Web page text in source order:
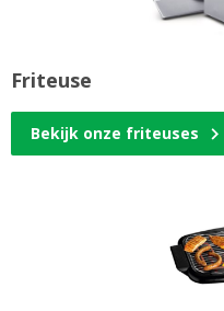
Friteuse
Bekijk onze friteuses